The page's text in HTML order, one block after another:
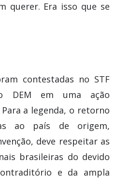
querer. Era isso que se
contestadas no STF
DEM em uma ação
a legenda, o retorno
ao país de origem,
deve respeitar as
brasileiras do devido
e da ampla